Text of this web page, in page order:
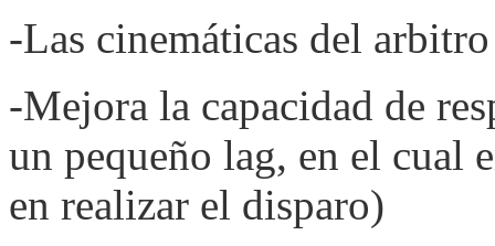
-Las cinemáticas del
-Mejora la capacidad de
un pequeño lag, en el cual
en realizar el disparo)